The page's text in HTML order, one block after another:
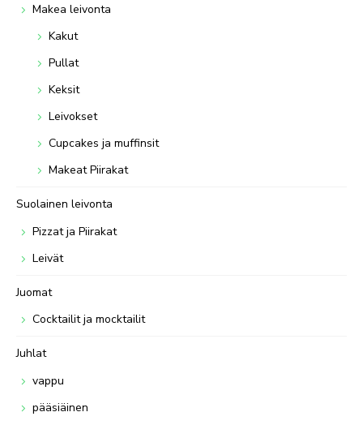
Makea leivonta
Kakut
Pullat
Keksit
Leivokset
Cupcakes ja muffinsit
Makeat Piirakat
Suolainen leivonta
Pizzat ja Piirakat
Leivät
Juomat
Cocktailit ja mocktailit
Juhlat
vappu
pääsiäinen